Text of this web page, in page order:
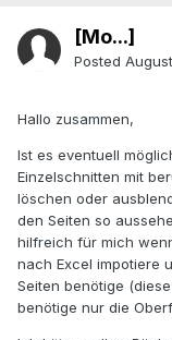
[Mo...]
Posted
Hallo zusammen,
Ist es eventuell
Einzelschnitten mit
löschen oder
den Seiten so
hilfreich für mich
nach Excel impotiere
Seiten benötige
benötige nur die